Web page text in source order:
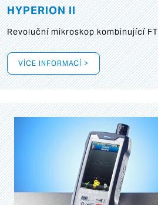
HYPERION II
Revoluční mikroskop kombinující
VÍCE INFORMACÍ >